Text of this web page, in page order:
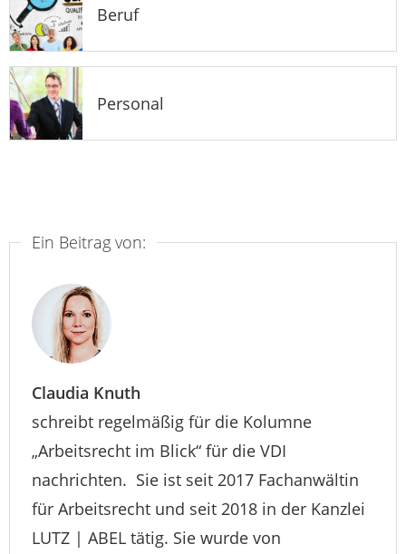
Beruf
Personal
Ein Beitrag von:
Claudia Knuth
schreibt regelmäßig für die Kolumne
„Arbeitsrecht im Blick“ für die VDI
nachrichten. Sie ist seit 2017 Fachanwältin
für Arbeitsrecht und seit 2018 in der Kanzlei
LUTZ | ABEL tätig. Sie wurde von